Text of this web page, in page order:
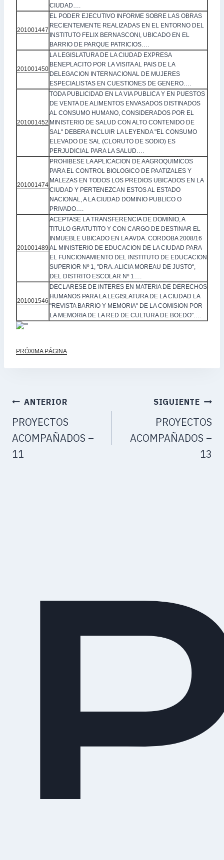
CIUDAD….
201001447
EL PODER EJECUTIVO INFORME SOBRE LAS OBRAS
RECIENTEMENTE REALIZADAS EN EL ENTORNO DEL
INSTITUTO FELIX BERNASCONI, UBICADO EN EL
BARRIO DE PARQUE PATRICIOS….
201001450
LA LEGISLATURA DE LA CIUDAD EXPRESA
BENEPLACITO POR LA VISITA AL PAIS DE LA
DELEGACION INTERNACIONAL DE MUJERES
ESPECIALISTAS EN CUESTIONES DE GENERO….
201001452
TODA PUBLICIDAD EN LA VIA PUBLICA Y EN PUESTOS
DE VENTA DE ALIMENTOS ENVASADOS DISTINADOS
AL CONSUMO HUMANO, CONSIDERADOS POR EL
MINISTERIO DE SALUD CON ALTO CONTENIDO DE
SAL" DEBERA INCLUIR LA LEYENDA "EL CONSUMO
ELEVADO DE SAL (CLORUTO DE SODIO) ES
PERJUDICIAL PARA LA SALUD….
201001474
PROHIBESE LA APLICACION DE AAGROQUIMICOS
PARA EL CONTROL BIOLOGICO DE PAATIZALES Y
MALEZAS EN TODOS LOS PREDIOS UBICADOS EN LA
CIUDAD Y PERTENEZCAN ESTOS AL ESTADO
NACIONAL, A LA CIUDAD DOMINIO PUBLICO O
PRIVADO….
201001489
ACEPTASE LA TRANSFERENCIA DE DOMINIO, A
TITULO GRATUTITO Y CON CARGO DE DESTINAR EL
INMUEBLE UBICADO EN LA AVDA. CORDOBA 2008/16
AL MINISTERIO DE EDUCACION DE LA CIUDAD PARA
EL FUNCIONAMIENTO DEL INSTITUTO DE EDUCACION
SUPERIOR Nº 1, "DRA. ALICIA MOREAU DE JUSTO",
DEL DISTRITO ESCOLAR Nº 1….
201001546
DECLARESE DE INTERES EN MATERIA DE DERECHOS
HUMANOS PARA LA LEGISLATURA DE LA CIUDAD LA
"REVISTA BARRIO Y MEMORIA" DE LA COMISION POR
LA MEMORIA DE LA RED DE CULTURA DE BOEDO"….
PRÓXIMA PÁGINA
ANTERIOR
PROYECTOS
ACOMPAÑADOS –
11
SIGUIENTE
PROYECTOS
ACOMPAÑADOS –
13